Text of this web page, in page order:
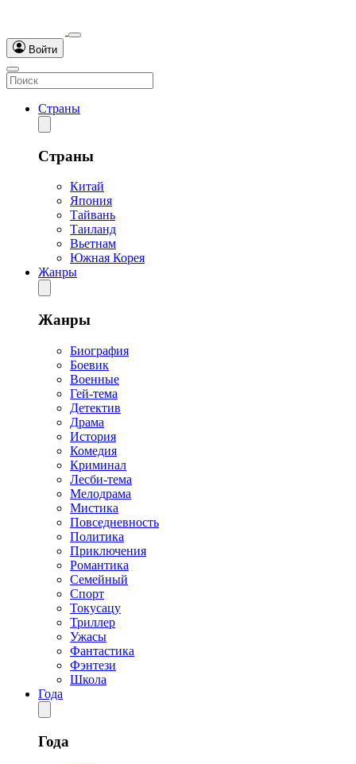
Войти
Страны
Страны
Китай
Япония
Тайвань
Таиланд
Вьетнам
Южная Корея
Жанры
Жанры
Биография
Боевик
Военные
Гей-тема
Детектив
Драма
История
Комедия
Криминал
Лесби-тема
Мелодрама
Мистика
Повседневность
Политика
Приключения
Романтика
Семейный
Спорт
Токусацу
Триллер
Ужасы
Фантастика
Фэнтези
Школа
Года
Года